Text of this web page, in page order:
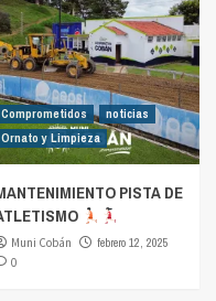
Comprometidos
noticias
Ornato y Limpieza
PISTA DE
Muni Cobán
febrero 12, 2025
0